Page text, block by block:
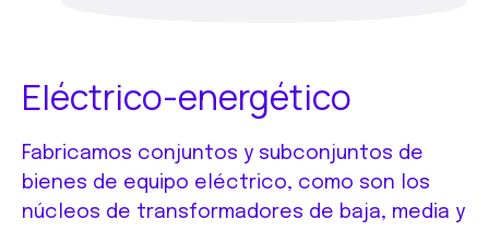
Eléctrico-energético
Fabricamos conjuntos y subconjuntos de
bienes de equipo eléctrico, como son los
núcleos de transformadores de baja, media y